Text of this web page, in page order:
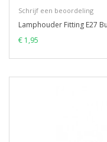
Schrijf een beoordeling
Lamphouder Fitting E27
€ 1,95